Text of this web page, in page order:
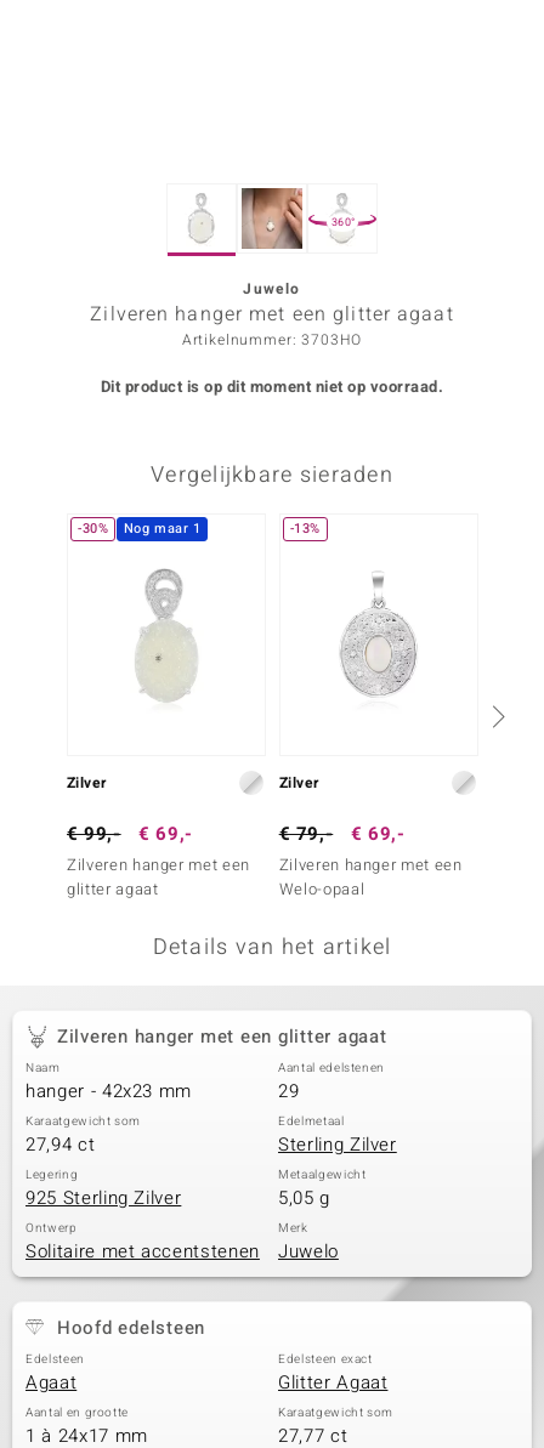
Collection
360°
Juwelo
Zilveren hanger met een glitter agaat
Artikelnummer: 3703HO
Dit product is op dit moment niet op voorraad.
Vergelijkbare sieraden
-30% Nog maar 1
Zilver
€ 99,- € 69,-
Zilveren hanger met een
glitter agaat
-13%
Zilver
€ 79,- € 69,-
Zilveren hanger met een
Welo-opaal
Details van het artikel
Zilveren hanger met een glitter agaat
Naam
hanger - 42x23 mm
Aantal edelstenen
29
Karaatgewicht som
27,94 ct
Edelmetaal
Sterling Zilver
Legering
925 Sterling Zilver
Metaalgewicht
5,05 g
Ontwerp
Solitaire met accentstenen
Merk
Juwelo
Hoofd edelsteen
Edelsteen
Agaat
Edelsteen exact
Glitter Agaat
Aantal en grootte
1 à 24x17 mm
Karaatgewicht som
27,77 ct